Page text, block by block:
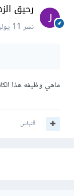
رحيق
نشر11 يوليو 2022
ماهي وظيفه هذا
اقتباس